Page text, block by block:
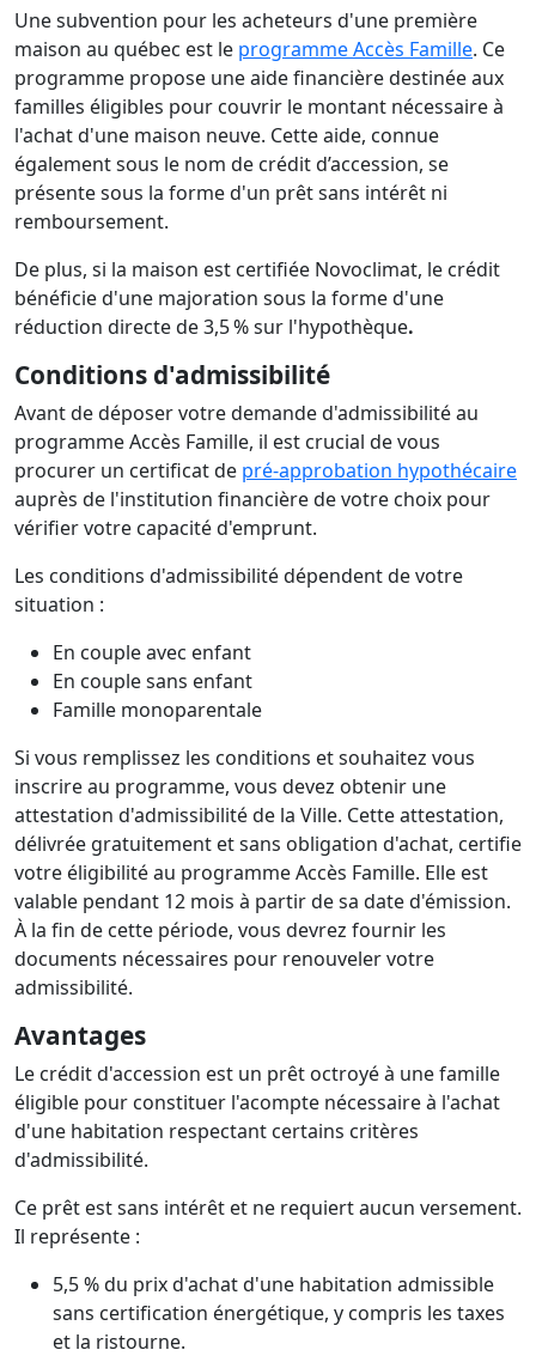
Une subvention pour les acheteurs d'une première
maison au québec est le programme Accès Famille. Ce
programme propose une aide financière destinée aux
familles éligibles pour couvrir le montant nécessaire à
l'achat d'une maison neuve. Cette aide, connue
également sous le nom de crédit d’accession, se
présente sous la forme d'un prêt sans intérêt ni
remboursement.
De plus, si la maison est certifiée Novoclimat, le crédit
bénéficie d'une majoration sous la forme d'une
réduction directe de 3,5 % sur l'hypothèque.
Conditions d'admissibilité
Avant de déposer votre demande d'admissibilité au
programme Accès Famille, il est crucial de vous
procurer un certificat de pré-approbation hypothécaire
auprès de l'institution financière de votre choix pour
vérifier votre capacité d'emprunt.
Les conditions d'admissibilité dépendent de votre
situation :
En couple avec enfant
En couple sans enfant
Famille monoparentale
Si vous remplissez les conditions et souhaitez vous
inscrire au programme, vous devez obtenir une
attestation d'admissibilité de la Ville. Cette attestation,
délivrée gratuitement et sans obligation d'achat, certifie
votre éligibilité au programme Accès Famille. Elle est
valable pendant 12 mois à partir de sa date d'émission.
À la fin de cette période, vous devrez fournir les
documents nécessaires pour renouveler votre
admissibilité.
Avantages
Le crédit d'accession est un prêt octroyé à une famille
éligible pour constituer l'acompte nécessaire à l'achat
d'une habitation respectant certains critères
d'admissibilité.
Ce prêt est sans intérêt et ne requiert aucun versement.
Il représente :
5,5 % du prix d'achat d'une habitation admissible
sans certification énergétique, y compris les taxes
et la ristourne.